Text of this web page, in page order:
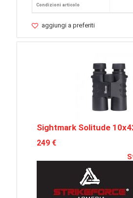
Condizioni articolo
aggiungi a preferiti
Sightmark Solitude
249 €